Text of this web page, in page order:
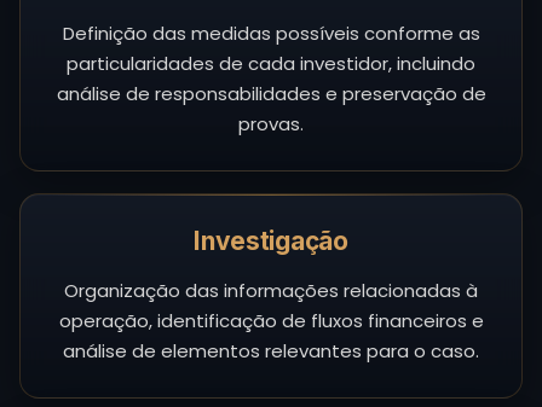
Definição das medidas possíveis conforme as
particularidades de cada investidor, incluindo
análise de responsabilidades e preservação de
provas.
Investigação
Organização das informações relacionadas à
operação, identificação de fluxos financeiros e
análise de elementos relevantes para o caso.